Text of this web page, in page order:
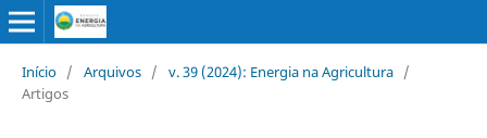
Início / Arquivos / v. 39 (2024): Energia na Agricultura /
Artigos